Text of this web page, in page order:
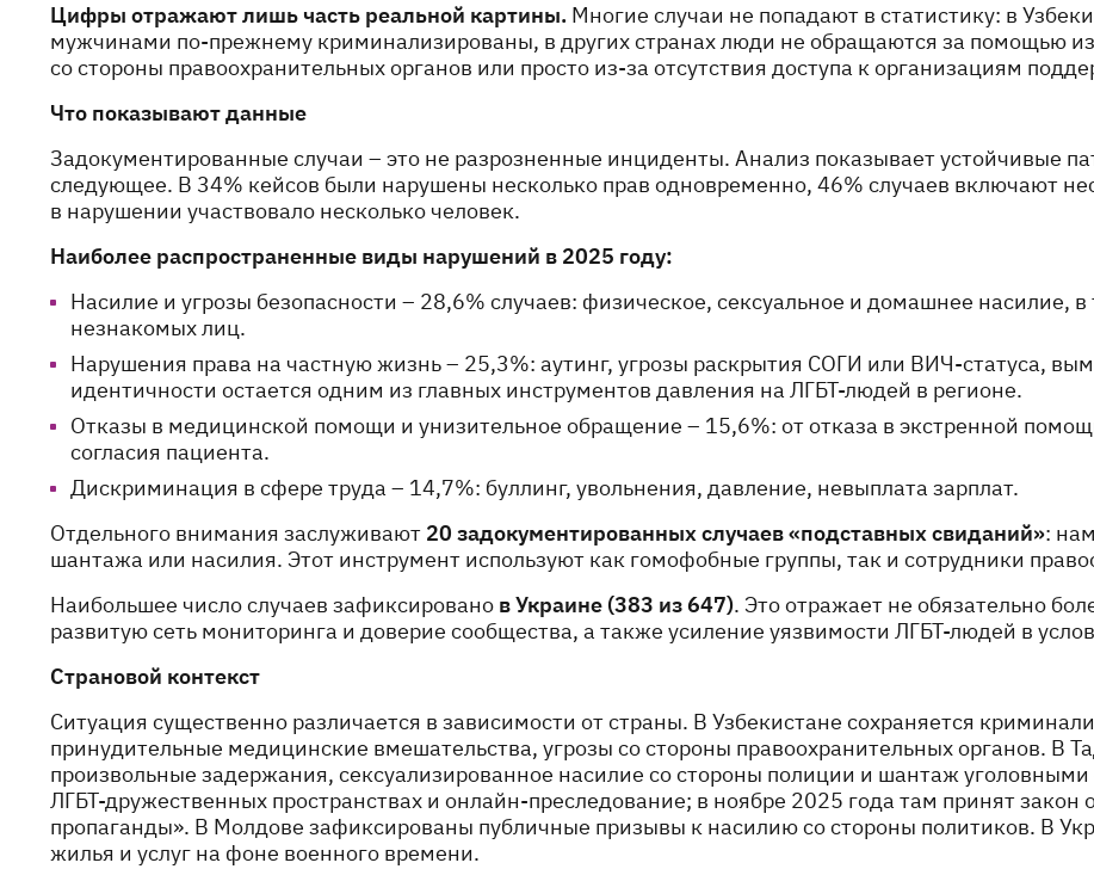
Цифры отражают лишь часть реальной картины. Многие случаи не попадают в статистику: в
мужчинами по-прежнему криминализированы, в других странах люди не обращаются за помощью
со стороны правоохранительных органов или просто из-за отсутствия доступа к организациям
Что показывают данные
Задокументированные случаи – это не разрозненные инциденты. Анализ показывает устойчивые
следующее. В 34% кейсов были нарушены несколько прав одновременно, 46% случаев включают
в нарушении участвовало несколько человек.
Наиболее распространенные виды нарушений в 2025 году:
Насилие и угрозы безопасности – 28,6% случаев: физическое, сексуальное и домашнее насилие,
незнакомых лиц.
Нарушения права на частную жизнь – 25,3%: аутинг, угрозы раскрытия СОГИ или ВИЧ-статуса,
идентичности остается одним из главных инструментов давления на ЛГБТ-людей в регионе.
Отказы в медицинской помощи и унизительное обращение – 15,6%: от отказа в экстренной
согласия пациента.
Дискриминация в сфере труда – 14,7%: буллинг, увольнения, давление, невыплата зарплат.
Отдельного внимания заслуживают 20 задокументированных случаев «подставных свиданий»:
шантажа или насилия. Этот инструмент используют как гомофобные группы, так и сотрудники
Наибольшее число случаев зафиксировано в Украине (383 из 647). Это отражает не обязательно
развитую сеть мониторинга и доверие сообщества, а также усиление уязвимости ЛГБТ-людей в
Страновой контекст
Ситуация существенно различается в зависимости от страны. В Узбекистане сохраняется
принудительные медицинские вмешательства, угрозы со стороны правоохранительных органов. В
произвольные задержания, сексуализированное насилие со стороны полиции и шантаж
ЛГБТ-дружественных пространствах и онлайн-преследование; в ноябре 2025 года там принят закон
пропаганды». В Молдове зафиксированы публичные призывы к насилию со стороны политиков. В
жилья и услуг на фоне военного времени.